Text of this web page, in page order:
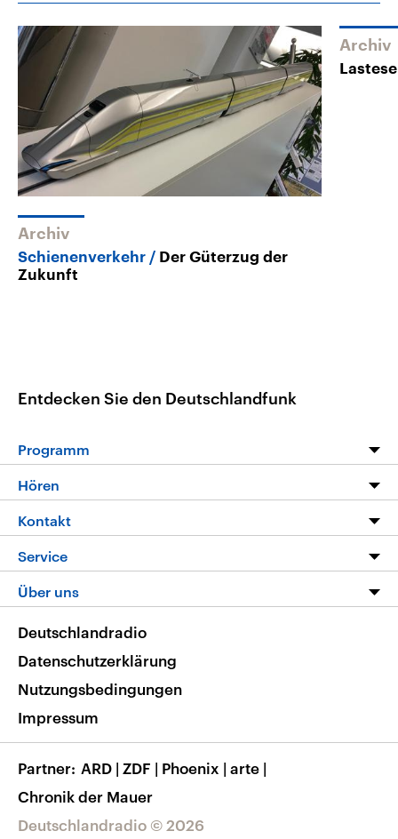
Archiv
Schienenverkehr
Der Güterzug der
Zukunft
Archiv
Entdecken Sie den Deutschlandfunk
Programm
Programm
Die Nachrichten
Nachrichtenleicht
Neue Beiträge auf dlf.de
Hören
Livestream
Podcasts
Deutschlandfunk App
Nachrichten App
Frequenzen
Kontakt
Hörerservice
Service
FAQ
Veranstaltungen
Musikliste
RSS
Über uns
Barrierefreiheit
Deutschlandradio © 2026
Deutschlandradio
Datenschutzerklärung
Nutzungsbedingungen
Impressum
Partner ARD | ZDF | Phoenix | arte |
Chronik der Mauer